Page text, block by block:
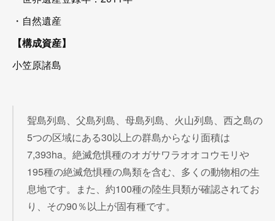
・自然遺産
【構成資産】
小笠原諸島
聟島列島、父島列島、母島列島、火山列島、西之島の
5つの区域にある30以上の群島からなり面積は
7,393ha。絶滅危惧種のオガサワラオオコウモリや
195種の絶滅危惧種の鳥類を含む、多くの動物相の生
息地です。また、約100種の陸生貝類が確認されてお
り、その90％以上が固有種です。